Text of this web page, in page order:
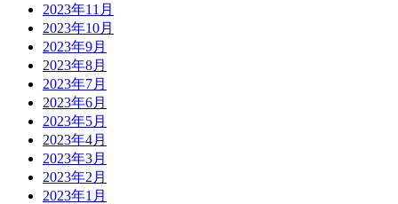
2023年11月
2023年10月
2023年9月
2023年8月
2023年7月
2023年6月
2023年5月
2023年4月
2023年3月
2023年2月
2023年1月